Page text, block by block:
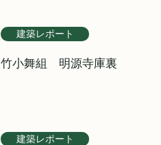
建築レポート
竹小舞組 明源寺庫裏
建築レポート